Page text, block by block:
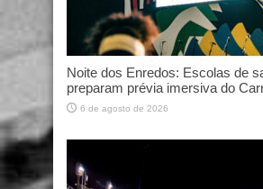
Noite dos Enredos: Escolas de
preparam prévia imersiva do
6 de agosto de 2026